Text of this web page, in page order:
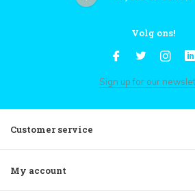
Volg ons!
Sign up for our
Customer service
My account